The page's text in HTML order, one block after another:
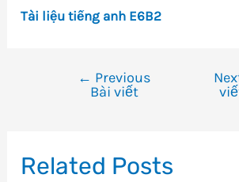
Tài liệu tiếng anh E6B2
viết
← Previous
Bài viết
Related Posts